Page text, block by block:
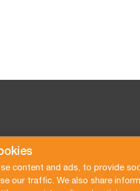
content and ads, to provide
our traffic. We also share